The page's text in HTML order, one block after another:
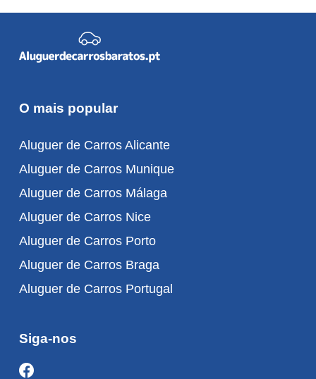
O mais popular
Aluguer de Carros Alicante
Aluguer de Carros Munique
Aluguer de Carros Málaga
Aluguer de Carros Nice
Aluguer de Carros Porto
Aluguer de Carros Braga
Aluguer de Carros Portugal
Siga-nos